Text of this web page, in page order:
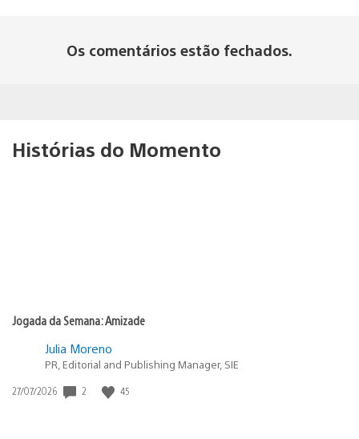
Os comentários estão fechados.
Histórias do Momento
Jogada da Semana: Amizade
Julia Moreno
PR, Editorial and Publishing Manager, SIE
Data
27/07/2026 2 45